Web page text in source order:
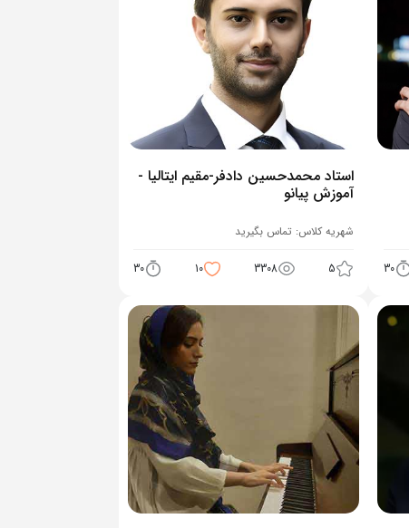
30
استاد محمدحسین دادفر-مقیم ایتالیا -
آموزش پیانو
شهریه کلاس: تماس بگیرید
5
3308
10
30